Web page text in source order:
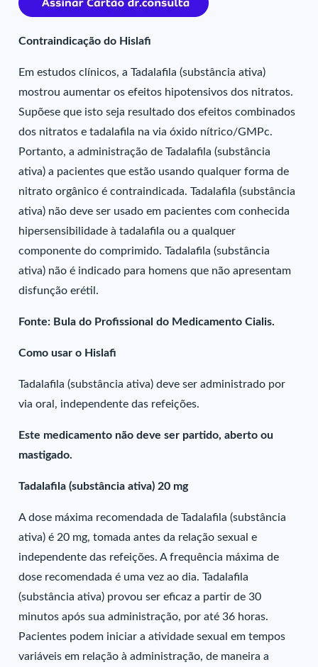
Contraindicação do Hislafi
Em estudos clínicos, a Tadalafila (substância ativa)
mostrou aumentar os efeitos hipotensivos dos nitratos.
Supõese que isto seja resultado dos efeitos combinados
dos nitratos e tadalafila na via óxido nítrico/GMPc.
Portanto, a administração de Tadalafila (substância
ativa) a pacientes que estão usando qualquer forma de
nitrato orgânico é contraindicada. Tadalafila (substância
ativa) não deve ser usado em pacientes com conhecida
hipersensibilidade à tadalafila ou a qualquer
componente do comprimido. Tadalafila (substância
ativa) não é indicado para homens que não apresentam
disfunção erétil.
Fonte: Bula do Profissional do Medicamento Cialis.
Como usar o Hislafi
Tadalafila (substância ativa) deve ser administrado por
via oral, independente das refeições.
Este medicamento não deve ser partido, aberto ou
mastigado.
Tadalafila (substância ativa) 20 mg
A dose máxima recomendada de Tadalafila (substância
ativa) é 20 mg, tomada antes da relação sexual e
independente das refeições. A frequência máxima de
dose recomendada é uma vez ao dia. Tadalafila
(substância ativa) provou ser eficaz a partir de 30
minutos após sua administração, por até 36 horas.
Pacientes podem iniciar a atividade sexual em tempos
variáveis em relação à administração, de maneira a